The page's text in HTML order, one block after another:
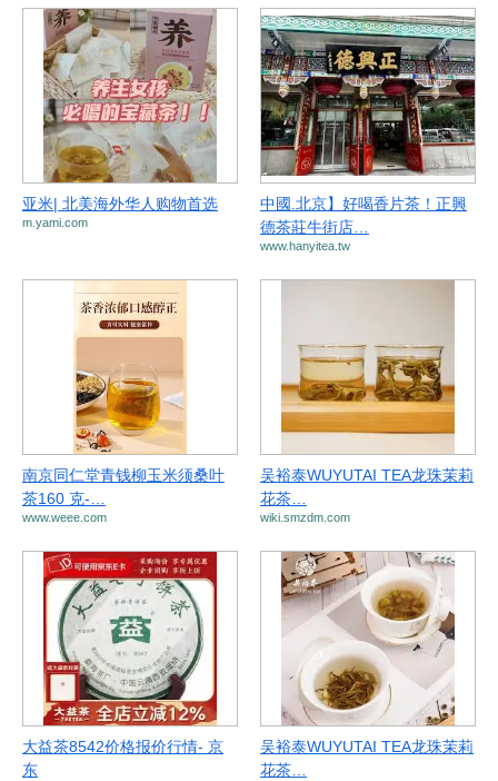
亚米| 北美海外华人购物首选
m.yami.com
中國.北京】好喝香片茶！正興
德茶莊牛街店…
www.hanyitea.tw
南京同仁堂青钱柳玉米须桑叶
茶160 克-…
www.weee.com
吴裕泰WUYUTAI TEA龙珠茉莉
花茶…
wiki.smzdm.com
大益茶8542价格报价行情- 京
东
吴裕泰WUYUTAI TEA龙珠茉莉
花茶…